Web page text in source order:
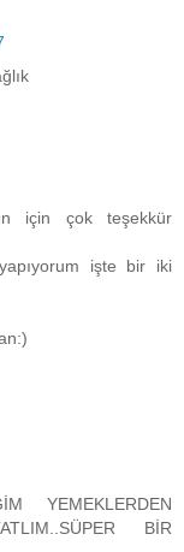
için çok teşekkür
işte bir iki
YEMEKLERDEN
BİR